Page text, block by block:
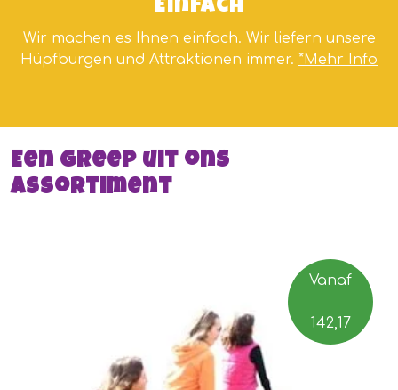
Einfach
Wir machen es Ihnen einfach. Wir liefern unsere
Hüpfburgen und Attraktionen immer. *Mehr Info
Een greep uit ons
assortiment
Vanaf
142,17